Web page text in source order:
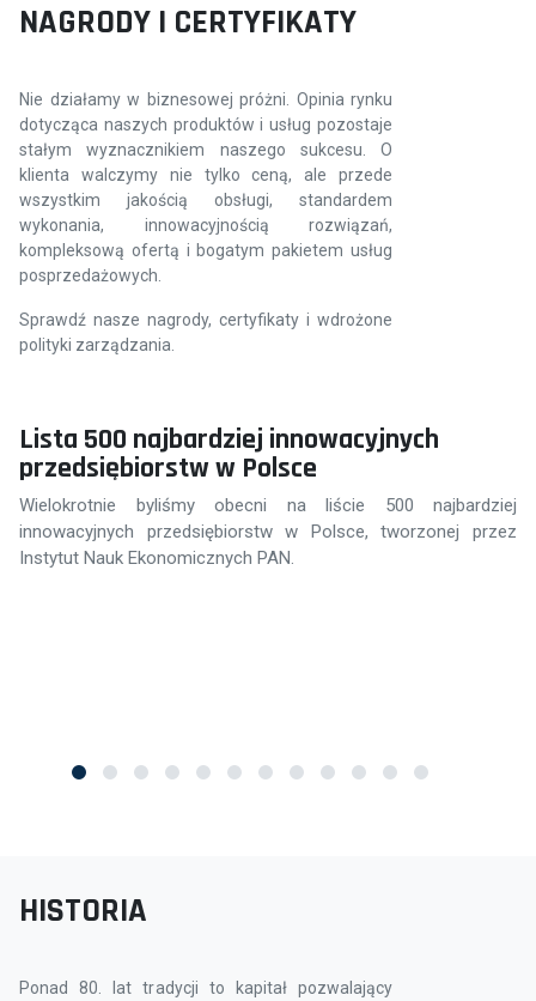
NAGRODY I CERTYFIKATY
Nie działamy w biznesowej próżni. Opinia rynku
dotycząca naszych produktów i usług pozostaje
stałym wyznacznikiem naszego sukcesu. O
klienta walczymy nie tylko ceną, ale przede
wszystkim jakością obsługi, standardem
wykonania, innowacyjnością rozwiązań,
kompleksową ofertą i bogatym pakietem usług
posprzedażowych.
Sprawdź nasze nagrody, certyfikaty i wdrożone
polityki zarządzania.
Lista 500 najbardziej innowacyjnych
przedsiębiorstw w Polsce
Wielokrotnie byliśmy obecni na liście 500 najbardziej
innowacyjnych przedsiębiorstw w Polsce, tworzonej przez
Instytut Nauk Ekonomicznych PAN.
HISTORIA
Ponad 80. lat tradycji to kapitał pozwalający